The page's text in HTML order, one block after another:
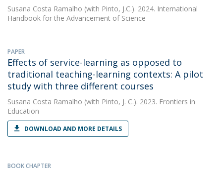
Susana Costa Ramalho (with Pinto, J.C.). 2024. International
Handbook for the Advancement of Science
PAPER
Effects of service-learning as opposed to
traditional teaching-learning contexts: A pilot
study with three different courses
Susana Costa Ramalho (with Pinto, J. C.). 2023. Frontiers in
Education
DOWNLOAD AND MORE DETAILS
BOOK CHAPTER